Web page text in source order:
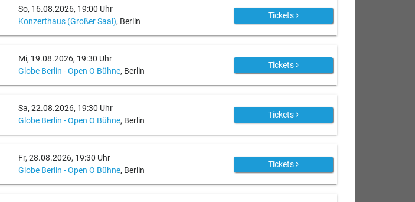
So, 16.08.2026, 19:00 Uhr
Konzerthaus (Großer Saal), Berlin
Tickets
Mi, 19.08.2026, 19:30 Uhr
Globe Berlin - Open O Bühne, Berlin
Tickets
Sa, 22.08.2026, 19:30 Uhr
Globe Berlin - Open O Bühne, Berlin
Tickets
Fr, 28.08.2026, 19:30 Uhr
Globe Berlin - Open O Bühne, Berlin
Tickets